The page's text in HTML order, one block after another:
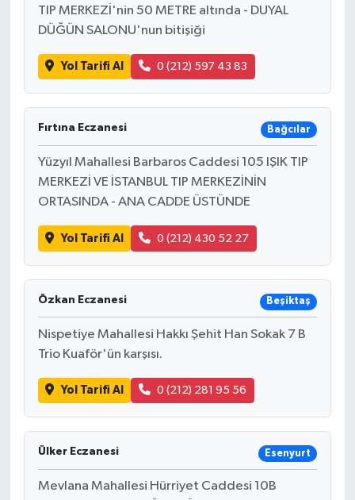
TIP MERKEZİ'nin 50 METRE altında - DUYAL
DÜĞÜN SALONU'nun bitişiği
Yol Tarifi Al 0 (212) 597 43 83
Fırtına Eczanesi Bağcılar
Yüzyıl Mahallesi Barbaros Caddesi 105 IŞIK TIP
MERKEZİ VE İSTANBUL TIP MERKEZİNİN
ORTASINDA - ANA CADDE ÜSTÜNDE
Yol Tarifi Al 0 (212) 430 52 27
Özkan Eczanesi Beşiktaş
Nispetiye Mahallesi Hakkı Şehit Han Sokak 7 B
Trio Kuaför'ün karşısı.
Yol Tarifi Al 0 (212) 281 95 56
Ülker Eczanesi Esenyurt
Mevlana Mahallesi Hürriyet Caddesi 10B